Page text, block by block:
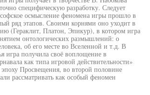
специфическую разработку. Следует
осмысление феномена игры прошло в
ряд этапов. Своими корнями оно уходит в
(Гераклит, Платон, Эпикур), в котором игра
онтологических размышлений: о
об его месте во Вселенной и т.д. В
игра получила своё воплощение в
как типа игровой действительности»
Просвещения, во второй половине
рассматривать как особый феномен